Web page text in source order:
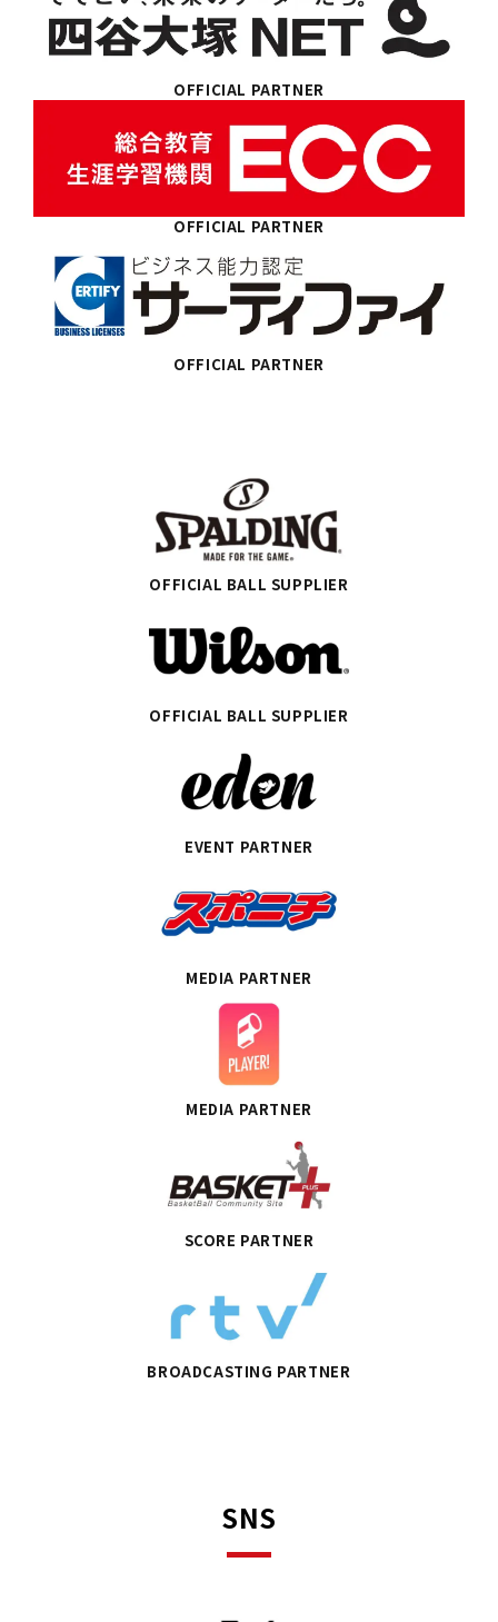
OFFICIAL PARTNER
OFFICIAL PARTNER
OFFICIAL PARTNER
OFFICIAL BALL SUPPLIER
OFFICIAL BALL SUPPLIER
EVENT PARTNER
MEDIA PARTNER
MEDIA PARTNER
SCORE PARTNER
BROADCASTING PARTNER
SNS